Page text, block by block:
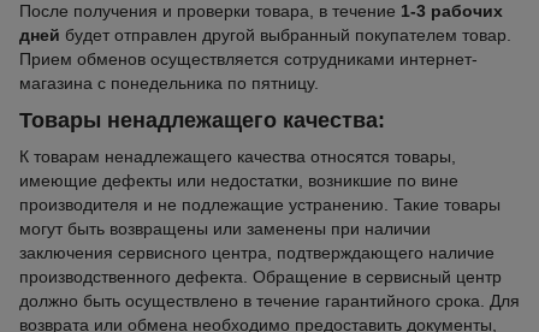
После получения и проверки товара, в течение 1-3 рабочих
дней будет отправлен другой выбранный покупателем товар.
Прием обменов осуществляется сотрудниками интернет-
магазина с понедельника по пятницу.
Товары ненадлежащего качества:
К товарам ненадлежащего качества относятся товары,
имеющие дефекты или недостатки, возникшие по вине
производителя и не подлежащие устранению. Такие товары
могут быть возвращены или заменены при наличии
заключения сервисного центра, подтверждающего наличие
производственного дефекта. Обращение в сервисный центр
должно быть осуществлено в течение гарантийного срока. Для
возврата или обмена необходимо предоставить документы,